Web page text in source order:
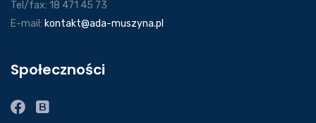
Tel/fax: 18 471 45 73
E-mail: kontakt@ada-muszyna.pl
Społeczności